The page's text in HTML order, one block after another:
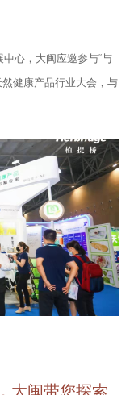
心，大闽应邀参与“与
健康产品行业大会，与
大闽带您探索